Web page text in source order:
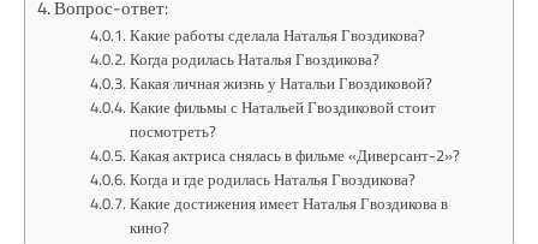
Вопрос-ответ:
Какие работы сделала Наталья Гвоздикова?
Когда родилась Наталья Гвоздикова?
Какая личная жизнь у Натальи Гвоздиковой?
Какие фильмы с Натальей Гвоздиковой стоит
посмотреть?
Какая актриса снялась в фильме «Диверсант-2»?
Когда и где родилась Наталья Гвоздикова?
Какие достижения имеет Наталья Гвоздикова в
кино?